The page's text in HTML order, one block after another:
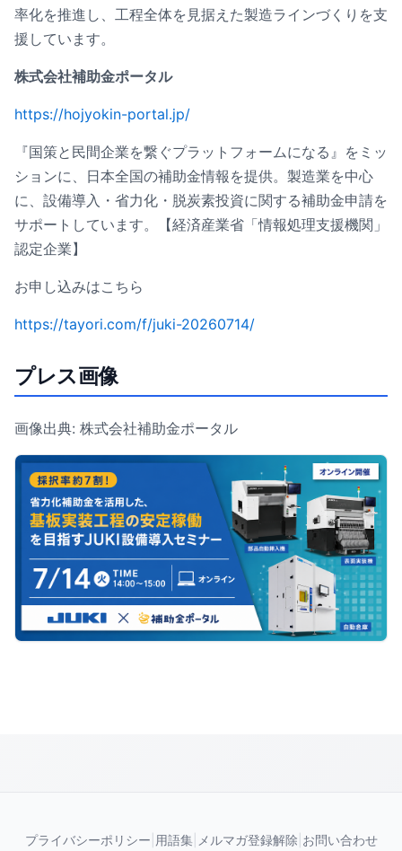
率化を推進し、工程全体を見据えた製造ラインづくりを支
援しています。
株式会社補助金ポータル
https://hojyokin-portal.jp/
『国策と民間企業を繋ぐプラットフォームになる』をミッ
ションに、日本全国の補助金情報を提供。製造業を中心
に、設備導入・省力化・脱炭素投資に関する補助金申請を
サポートしています。【経済産業省「情報処理支援機関」
認定企業】
お申し込みはこちら
https://tayori.com/f/juki-20260714/
プレス画像
画像出典: 株式会社補助金ポータル
プライバシーポリシー 用語集| メルマガ登録解除 お問い合わせ